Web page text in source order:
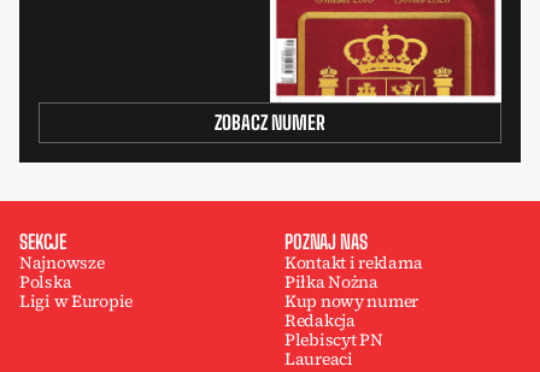
ZOBACZ NUMER
SEKCJE
Najnowsze
Polska
Ligi w Europie
POZNAJ NAS
Kontakt i reklama
Piłka Nożna
Kup nowy numer
Redakcja
Plebiscyt PN
Laureaci